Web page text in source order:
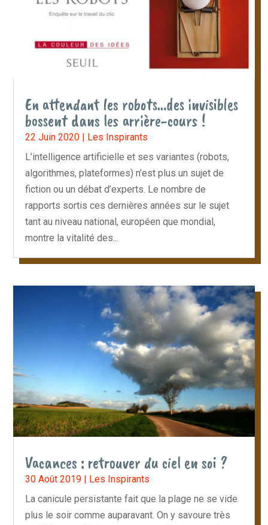
En attendant les robots…des invisibles
bossent dans les arrière-cours !
22 Juin 2020 | Les Inspirants
L’intelligence artificielle et ses variantes (robots,
algorithmes, plateformes) n’est plus un sujet de
fiction ou un débat d’experts. Le nombre de
rapports sortis ces dernières années sur le sujet
tant au niveau national, européen que mondial,
montre la vitalité des...
Vacances : retrouver du ciel en soi ?
30 Août 2019 | Les Inspirants
La canicule persistante fait que la plage ne se vide
plus le soir comme auparavant. On y savoure très